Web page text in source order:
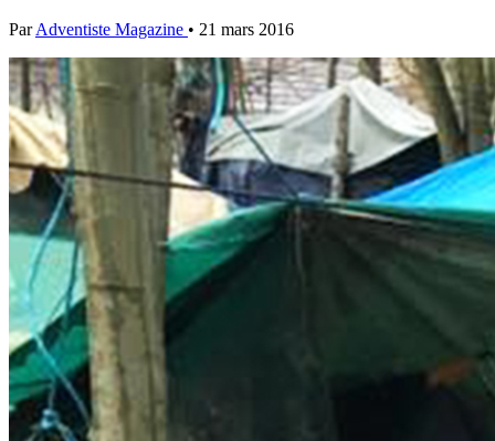
Par Adventiste Magazine • 21 mars 2016